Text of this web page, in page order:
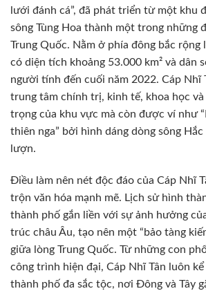
lưới đánh cá”, đã phát triển từ một khu
sông Tùng Hoa thành một trong những
Trung Quốc. Nằm ở phía đông bắc rộng
có diện tích khoảng 53.000 km² và dân
người tính đến cuối năm 2022. Cáp Nhĩ
trung tâm chính trị, kinh tế, khoa học và
trọng của khu vực mà còn được ví như
thiên nga” bởi hình dáng dòng sông Hắc
lượn.
Điều làm nên nét độc đáo của Cáp Nhĩ
trộn văn hóa mạnh mẽ. Lịch sử hình
thành phố gắn liền với sự ảnh hưởng
trúc châu Âu, tạo nên một “bảo tàng
giữa lòng Trung Quốc. Từ những con
công trình hiện đại, Cáp Nhĩ Tân luôn
thành phố đa sắc tộc, nơi Đông và Tây